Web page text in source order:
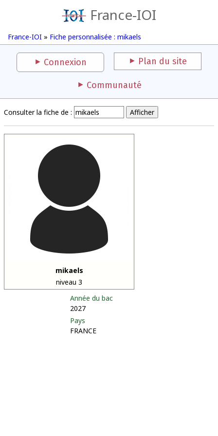
France-IOI
France-IOI » Fiche personnalisée : mikaels
Connexion Plan du site
Communauté
Consulter la fiche de :
mikaels
niveau 3
Année du bac
2027
Pays
FRANCE